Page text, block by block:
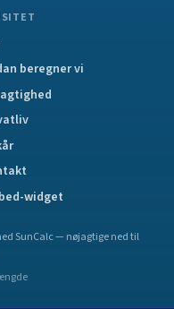
SITET
beregner vi
widget
SunCalc — nøjagtige ned til